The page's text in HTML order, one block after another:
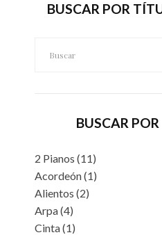
BUSCAR POR
BUSCAR
2 Pianos (11)
Acordeón(1)
Alientos (2)
Arpa(4)
Cinta(1)